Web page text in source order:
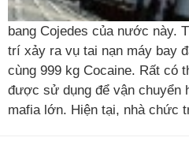
bang Cojedes của nước này.
trí xảy ra vụ tai nạn máy bay
cùng 999 kg Cocaine. Rất có
được sử dụng để vận chuyển
mafia lớn. Hiện tại, nhà chức